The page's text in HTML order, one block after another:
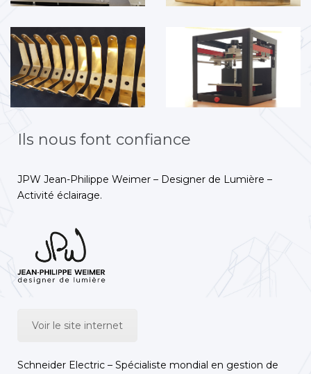
Ils nous font confiance
JPW Jean-Philippe Weimer – Designer de Lumière –
Activité éclairage.
Voir le site internet
Schneider Electric – Spécialiste mondial en gestion de